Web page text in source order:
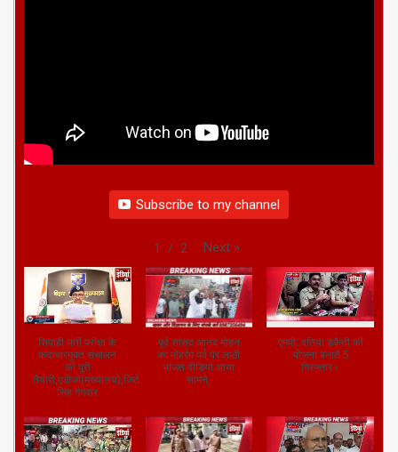
1 / 2 Next »
सिपाही भर्ती परीक्षा के
कदाचारमुक्त संचालन
की पूरी
तैयारी,एडीजी(मुख्यालय),जितेंद्र
सिंह गंगवार
पूर्व सांसद आनंद मोहन
का मोहर्रम पर्व पर लाठी
भांजते वीडियो आया
सामने,
एमपी: दतिया डकैती की
योजना बनाते 5
गिरफ्तार।